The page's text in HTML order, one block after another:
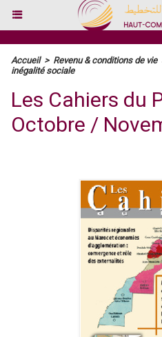
Accueil > Revenu & conditions de vie
inégalité sociale
Les Cahiers du
Octobre /